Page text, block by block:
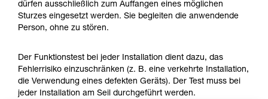
Informationen richtig verstanden haben.
Die Beherrschung dieser Techniken setzt eine
entsprechende Ausbildung und ein spezielles
einem Profi, ob Sie in der Lage sind, den
Vorgang alleine sicher zu wiederholen, bevor
Sie ihn eigenständig durchführen.
Wir geben Beispiele für die mit Ihrer Aktivität
dürfen ausschließlich zum Auffangen eines möglichen
Sturzes eingesetzt werden. Sie begleiten die anwendende
Person, ohne zu stören.
Der Funktionstest bei jeder Installation dient dazu, das
Fehlerrisiko einzuschränken (z. B. eine verkehrte Installation,
die Verwendung eines defekten Geräts). Der Test muss bei
jeder Installation am Seil durchgeführt werden.